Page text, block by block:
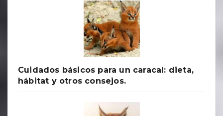
Cuidados básicos para un caracal: dieta,
hábitat y otros consejos.